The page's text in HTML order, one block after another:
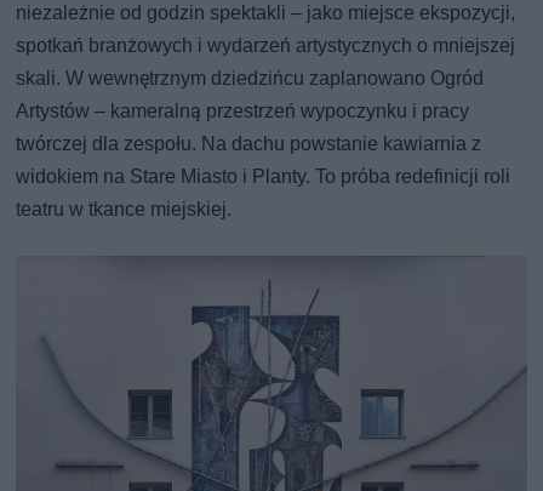
niezależnie od godzin spektakli – jako miejsce ekspozycji,
spotkań branżowych i wydarzeń artystycznych o mniejszej
skali. W wewnętrznym dziedzińcu zaplanowano Ogród
Artystów – kameralną przestrzeń wypoczynku i pracy
twórczej dla zespołu. Na dachu powstanie kawiarnia z
widokiem na Stare Miasto i Planty. To próba redefinicji roli
teatru w tkance miejskiej.